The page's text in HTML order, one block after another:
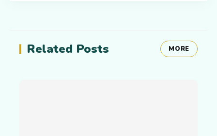
Related Posts MORE